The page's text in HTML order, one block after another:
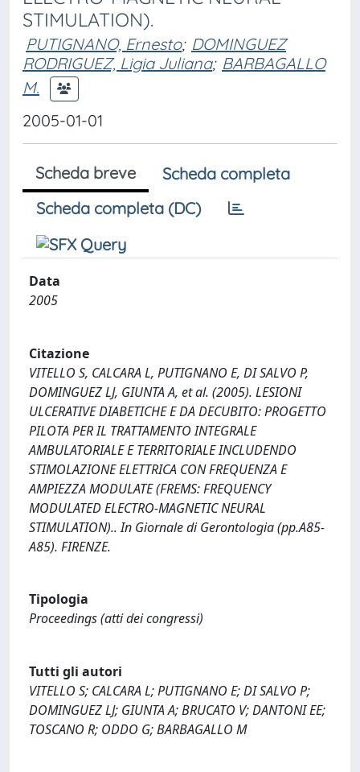
STIMULATION).
PUTIGNANO, Ernesto; DOMINGUEZ
RODRIGUEZ, Ligia Juliana; BARBAGALLO
M.
2005-01-01
Scheda breve
Scheda completa
Scheda completa (DC)
Data
2005
Citazione
VITELLO S, CALCARA L, PUTIGNANO E, DI SALVO P,
DOMINGUEZ LJ, GIUNTA A, et al. (2005). LESIONI
ULCERATIVE DIABETICHE E DA DECUBITO: PROGETTO
PILOTA PER IL TRATTAMENTO INTEGRALE
AMBULATORIALE E TERRITORIALE INCLUDENDO
STIMOLAZIONE ELETTRICA CON FREQUENZA E
AMPIEZZA MODULATE (FREMS: FREQUENCY
MODULATED ELECTRO-MAGNETIC NEURAL
STIMULATION).. In Giornale di Gerontologia (pp.A85-
A85). FIRENZE.
Tipologia
Proceedings (atti dei congressi)
Tutti gli autori
VITELLO S; CALCARA L; PUTIGNANO E; DI SALVO P;
DOMINGUEZ LJ; GIUNTA A; BRUCATO V; DANTONI EE;
TOSCANO R; ODDO G; BARBAGALLO M